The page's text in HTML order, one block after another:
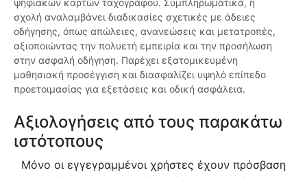
ψηφιακών καρτών ταχογράφου. Συμπληρωματικά, η
σχολή αναλαμβάνει διαδικασίες σχετικές με άδειες
οδήγησης, όπως απώλειες, ανανεώσεις και μετατροπές,
αξιοποιώντας την πολυετή εμπειρία και την προσήλωση
στην ασφαλή οδήγηση. Παρέχει εξατομικευμένη
μαθησιακή προσέγγιση και διασφαλίζει υψηλό επίπεδο
προετοιμασίας για εξετάσεις και οδική ασφάλεια.
Αξιολογήσεις από τους παρακάτω
ιστότοπους
Μόνο οι εγγεγραμμένοι χρήστες έχουν πρόσβαση